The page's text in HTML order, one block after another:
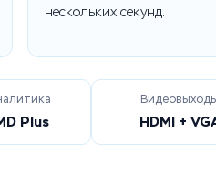
нескольких секунд.
Plus HDMI +